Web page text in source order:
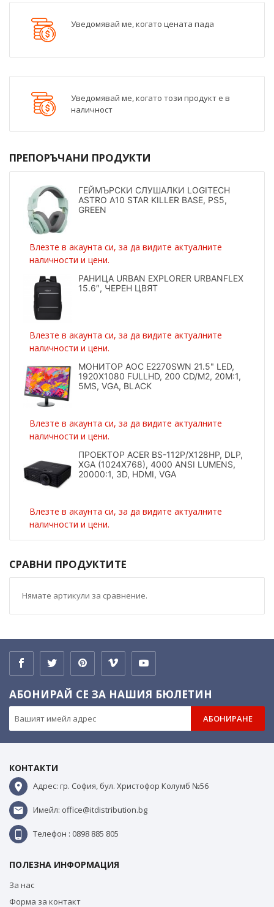
Уведомявай ме, когато цената пада
Уведомявай ме, когато този продукт е в
наличност
ПРЕПОРЪЧАНИ ПРОДУКТИ
ГЕЙМЪРСКИ СЛУШАЛКИ LOGITECH
ASTRO A10 STAR KILLER BASE, PS5,
GREEN
Влезте в акаунта си, за да видите актуалните
наличности и цени.
РАНИЦА URBAN EXPLORER URBANFLEX
15.6″, ЧЕРЕН ЦВЯТ
Влезте в акаунта си, за да видите актуалните
наличности и цени.
МОНИТОР AOC E2270SWN 21.5" LED,
1920X1080 FULLHD, 200 CD/M2, 20M:1,
5MS, VGA, BLACK
Влезте в акаунта си, за да видите актуалните
наличности и цени.
ПРОЕКТОР ACER BS-112P/X128HP, DLP,
XGA (1024X768), 4000 ANSI LUMENS,
20000:1, 3D, HDMI, VGA
Влезте в акаунта си, за да видите актуалните
наличности и цени.
СРАВНИ ПРОДУКТИТЕ
Нямате артикули за сравнение.
АБОНИРАЙ СЕ ЗА НАШИЯ БЮЛЕТИН
АБОНИРАНЕ
КОНТАКТИ
Адрес: гр. София, бул. Христофор Колумб №56
Имейл: office@itdistribution.bg
Телефон : 0898 885 805
ПОЛЕЗНА ИНФОРМАЦИЯ
За нас
Форма за контакт